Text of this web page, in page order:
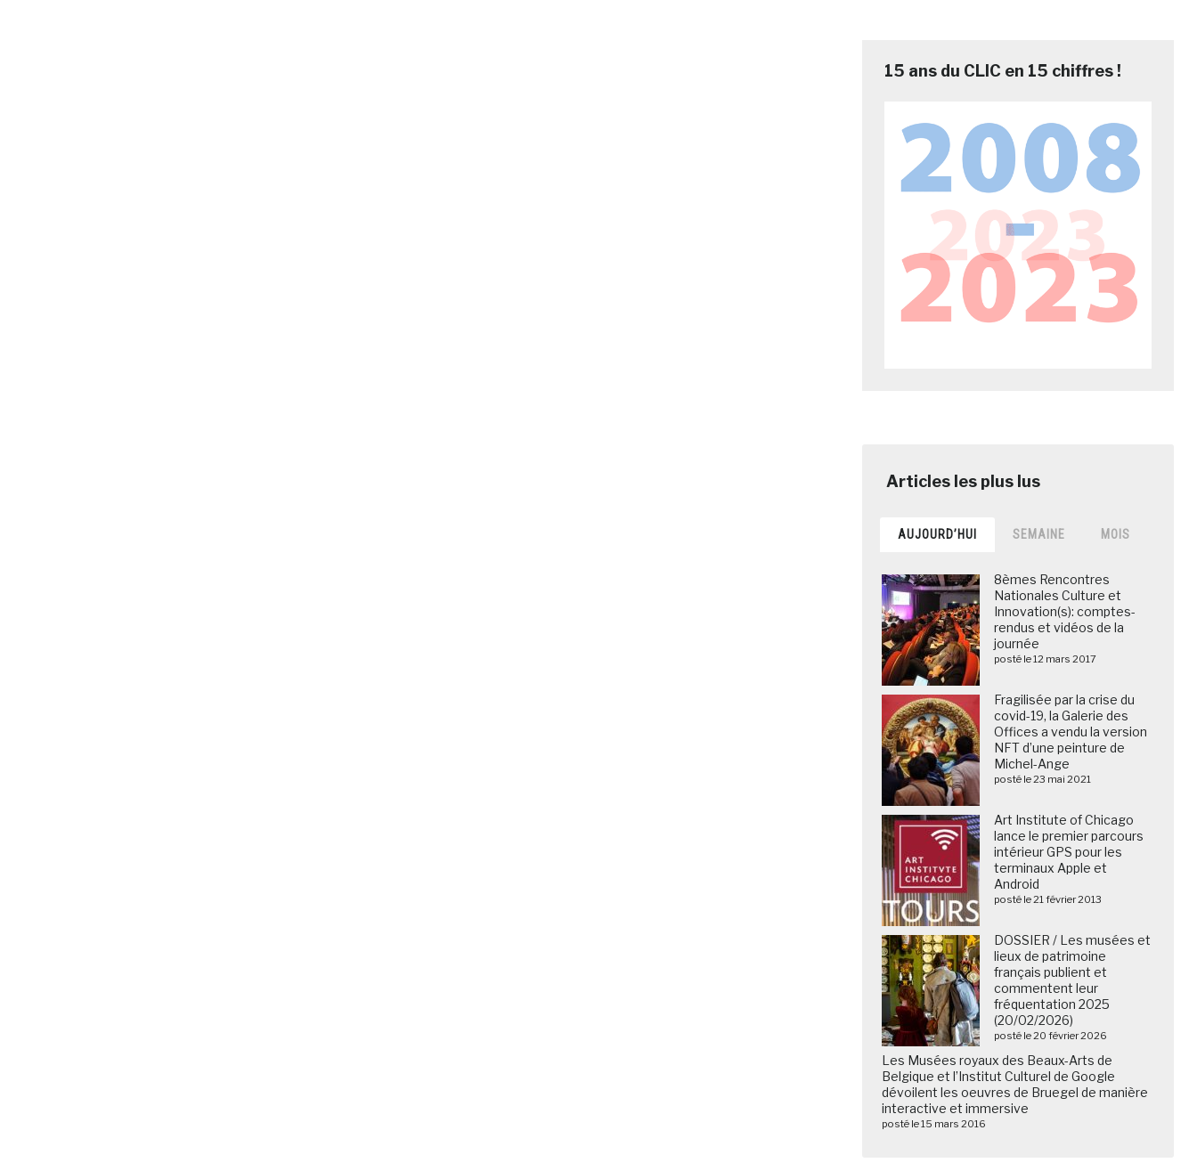
15 ans du CLIC en 15 chiffres !
AUJOURD’HUI SEMAINE MOIS
8èmes Rencontres
Nationales Culture et
Innovation(s): comptes-
rendus et vidéos de la
journée
posté le 12 mars 2017
Fragilisée par la crise du
covid-19, la Galerie des
Offices a vendu la version
NFT d’une peinture de
Michel-Ange
posté le 23 mai 2021
Art Institute of Chicago
lance le premier parcours
intérieur GPS pour les
terminaux Apple et
Android
posté le 21 février 2013
DOSSIER / Les musées et
lieux de patrimoine
français publient et
commentent leur
fréquentation 2025
(20/02/2026)
posté le 20 février 2026
Les Musées royaux des Beaux-Arts de
Belgique et l’Institut Culturel de Google
dévoilent les oeuvres de Bruegel de manière
interactive et immersive
posté le 15 mars 2016